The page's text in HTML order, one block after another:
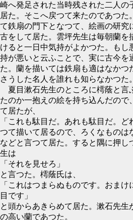
崎へ発足された当時残された二人の
居た。そこへ戻つて来たのであつた
て鉄扇の門下となつて、絵画の研究
古をして居た。雲坪先生は毎朝蘭を
けると一日中気持がよかつた。もし
持が悪いと云ふことで、実に古今を
た。蘭を描いては鉄扇も適はなかつ
さうした名人を誰れも知らなかつた。
夏目漱石先生のところに樗蔭と言
たのか一抱えの絵を持ち込んだので
て居たが、
「これも駄目だ。あれも駄目だ。
つて描いて居るので、ろくなものは
などと言つて居た。すると隅に押し
生は
「それを見せろ」
と言つた。樗蔭氏は、
「これはつまらぬものです。おま
目です」
と頭からあきらめて居た。漱石先生
の高い蘭であつた。